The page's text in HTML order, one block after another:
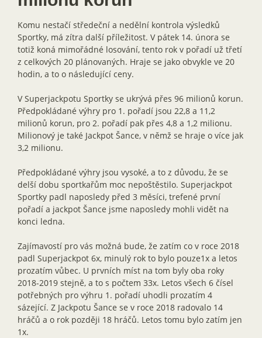
Komu nestačí středeční a nedělní kontrola výsledků
Sportky, má zítra další příležitost. V pátek 14. února se
totiž koná mimořádné losování, tento rok v pořadí už třetí
z celkových 20 plánovaných. Hraje se jako obvykle ve 20
hodin, a to o následující ceny.
V Superjackpotu Sportky se ukrývá přes 96 milionů korun.
Předpokládané výhry pro 1. pořadí jsou 22,8 a 11,2
milionů korun, pro 2. pořadí pak přes 4,8 a 1,2 milionu.
Milionový je také Jackpot Šance, v němž se hraje o více jak
3,2 milionu.
Předpokládané výhry jsou vysoké, a to z důvodu, že se
delší dobu sportkařům moc nepoštěstilo. Superjackpot
Sportky padl naposledy před 3 měsíci, trefené první
pořadí a jackpot Šance jsme naposledy mohli vidět na
konci ledna.
Zajímavostí pro vás možná bude, že zatím co v roce 2018
padl Superjackpot 6x, minulý rok to bylo pouze1x a letos
prozatím vůbec. U prvních míst na tom byly oba roky
2018-2019 stejně, a to s počtem 33x. Letos všech 6 čísel
potřebných pro výhru 1. pořadí uhodli prozatím 4
sázející. Z Jackpotu Šance se v roce 2018 radovalo 14
hráčů a o rok později 18 hráčů. Letos tomu bylo zatím jen
1x.